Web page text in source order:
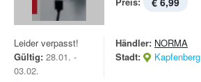
Leider verpasst!
Gültig: 28.01. -
03.02.
Händler: NORMA
Stadt:
Kapfenberg